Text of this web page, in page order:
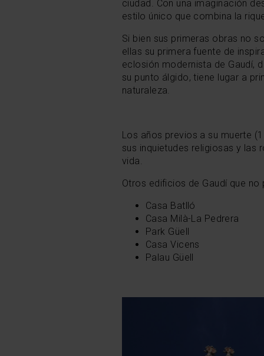
ciudad. Con una imaginación
estilo único que combina la
Si bien sus primeras obras no
ellas su primera fuente de
eclosión modernista de Gaudí,
su punto álgido, tiene lugar a
naturaleza.
Los años previos a su muerte
sus inquietudes religiosas y las
vida.
Otros edificios de Gaudí que no
Casa Batlló
Casa Milà-La Pedrera
Park Güell
Casa Vicens
Palau Güell